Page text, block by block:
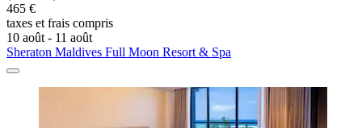
465 €
taxes et frais compris
10 août - 11 août
Sheraton Maldives Full Moon Resort & Spa